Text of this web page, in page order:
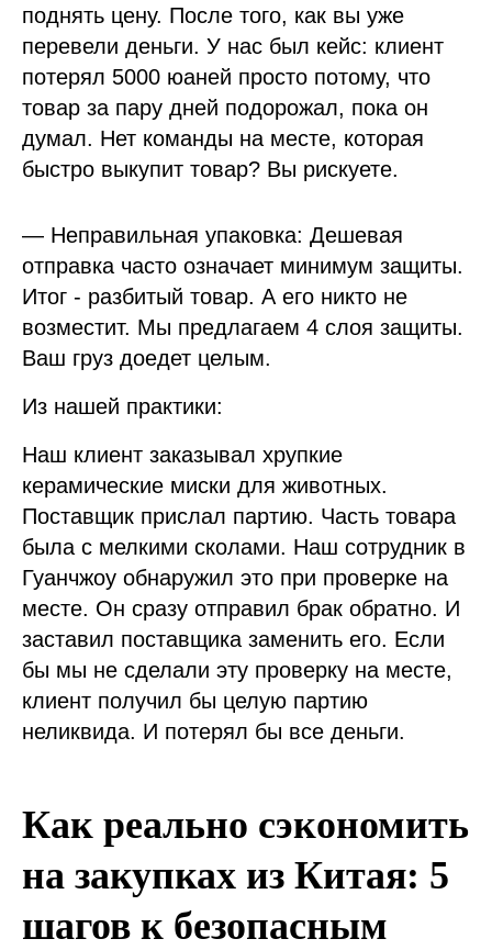
поднять цену. После того, как вы уже
перевели деньги. У нас был кейс: клиент
потерял 5000 юаней просто потому, что
товар за пару дней подорожал, пока он
думал. Нет команды на месте, которая
быстро выкупит товар? Вы рискуете.
— Неправильная упаковка: Дешевая
отправка часто означает минимум защиты.
Итог - разбитый товар. А его никто не
возместит. Мы предлагаем 4 слоя защиты.
Ваш груз доедет целым.
Из нашей практики:
Наш клиент заказывал хрупкие
керамические миски для животных.
Поставщик прислал партию. Часть товара
была с мелкими сколами. Наш сотрудник в
Гуанчжоу обнаружил это при проверке на
месте. Он сразу отправил брак обратно. И
заставил поставщика заменить его. Если
бы мы не сделали эту проверку на месте,
клиент получил бы целую партию
неликвида. И потерял бы все деньги.
Как реально сэкономить
на закупках из Китая: 5
шагов к безопасным